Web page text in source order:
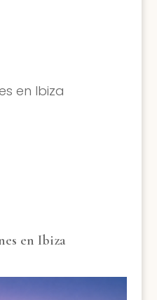
en Ibiza
en Ibiza